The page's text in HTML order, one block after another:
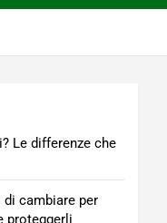
Le differenze che
cambiare per
proteggerli